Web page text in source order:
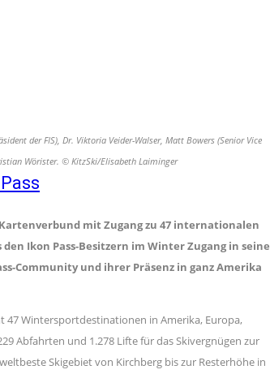
der FIS), Dr. Viktoria Veider-Walser, Matt Bowers (Senior Vice
Wörister. © KitzSki/Elisabeth Laiminger
mit Zugang zu 47 internationalen
Ikon Pass-Besitzern im Winter Zugang in seine
Community und ihrer Präsenz in ganz Amerika
47 Wintersportdestinationen in Amerika, Europa,
Abfahrten und 1.278 Lifte für das Skivergnügen zur
Skigebiet von Kirchberg bis zur Resterhöhe in